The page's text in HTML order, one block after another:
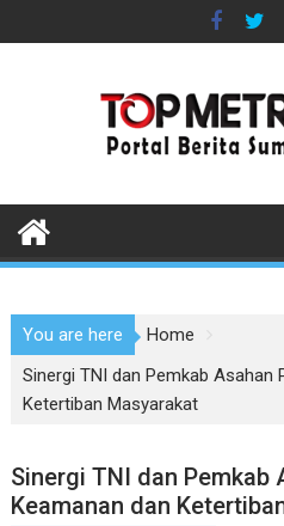
to
You are here
Home
Sinergi TNI dan Pemkab Asahan
Ketertiban Masyarakat
Sinergi TNI dan Pemkab
Keamanan dan